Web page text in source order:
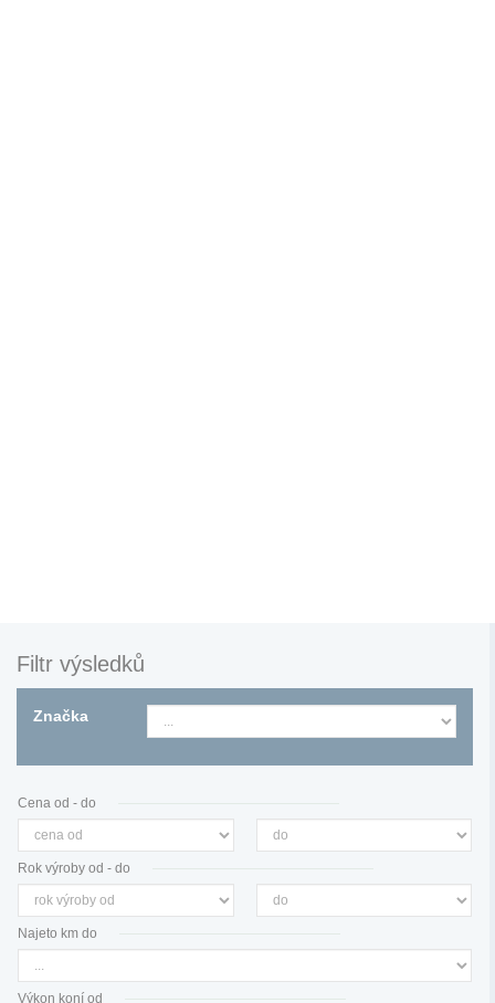
Filtr výsledků
Značka
Cena od - do
Rok výroby od - do
Najeto km do
Výkon koní od